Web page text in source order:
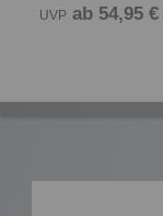
UVP ab 54,95 €